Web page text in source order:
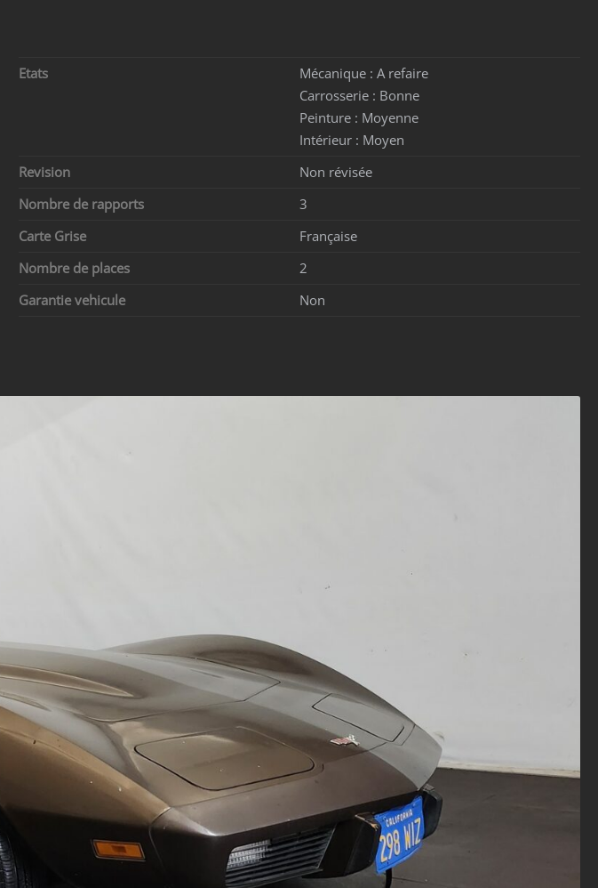
Etats Mécanique : A refaire
Carrosserie : Bonne
Peinture : Moyenne
Intérieur : Moyen
Revision
Non révisée
Nombre de rapports
3
Carte Grise
Française
Nombre de places
2
Garantie vehicule
Non